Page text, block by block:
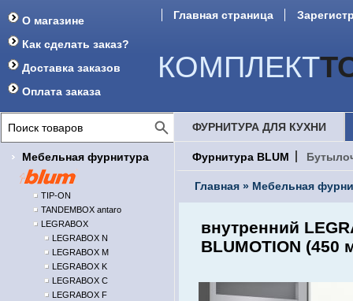
О магазине
Как сделать заказ?
Доставка заказов
Оплата заказа
Главная страница
КОМПЛЕКТ
Мебельная фурнитура
TIP-ON
TANDEMBOX antaro
LEGRABOX
LEGRABOX N
LEGRABOX M
LEGRABOX K
LEGRABOX C
LEGRABOX F
ФУРНИТУРА ДЛЯ КУХНИ
Фурнитура BLUM
Главная » Мебельная
внутренний
BLUMOTION (450